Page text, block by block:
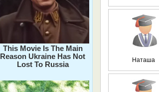
This Movie Is The Main
Reason Ukraine Has Not
Lost To Russia
Наташа